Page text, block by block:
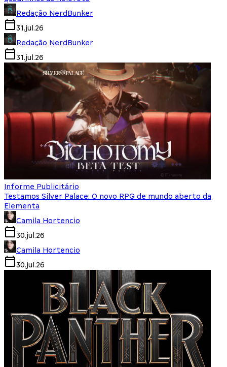
Redação NerdBunker
31.jul.26
Redação NerdBunker
31.jul.26
Informe Publicitário
Testamos Silver Palace: O novo RPG de mundo aberto da
Elementa
Camila Hortencio
30.jul.26
Camila Hortencio
30.jul.26